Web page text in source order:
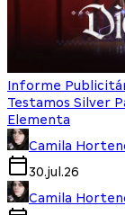
Informe
Testamos Silver
Elementa
Camila
30.jul.26
Camila